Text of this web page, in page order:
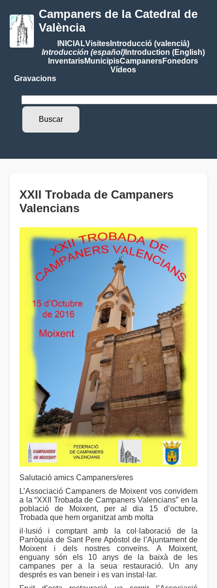
Campaners de la Catedral de
València
INICIALVisitesIntroducció (valencià)
Introducción (español)Introduction (English)
InventarisMunicipisCampanersFonedors
Vídeos
Gravacions
XXII Trobada de Campaners
Valencians
Salutació amics Campaners/eres
L’Associació Campaners de Moixent vos convidem
a la “XXII Trobada de Campaners Valencians” en la
població de Moixent, per al dia 15 d’octubre,
Trobada que hem organitzat amb molta
il·lusió i comptant amb la col·laboració de la
Parròquia de Sant Pere Apòstol de l’Ajuntament de
Moixent i dels nostres conveïns. A Moixent,
enguany són els 10 anys de la baixà de les
campanes per a la seua restauració. Un any
després es van beneir i es van instal·lar.